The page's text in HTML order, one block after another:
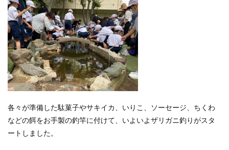
各々が準備した駄菓子やサキイカ、いりこ、ソーセージ、ちくわ
などの餌をお手製の釣竿に付けて、いよいよザリガニ釣りがスタ
ートしました。